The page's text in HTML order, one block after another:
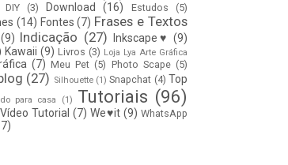
DIY (3) Download (16) Estudos
(5)
(14) Fontes (7) Frases e Textos
(9) Indicação (27) Inkscape♥ (9)
Kawaii (9) Livros (3) Loja Lya Arte Gráfica
(7) Meu Pet (5) Photo Scape (5)
(27) Silhouette (1) Snapchat (4) Top
para casa (1) Tutoriais (96)
Vídeo Tutorial (7) We♥it (9) WhatsApp